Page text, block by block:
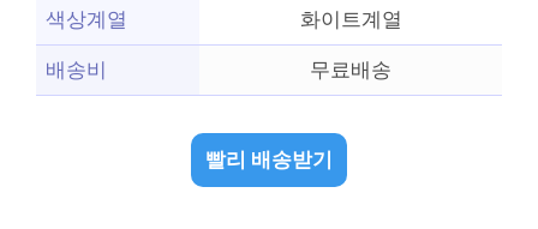
색상계열 화이트계열
배송비 무료배송
빨리 배송받기